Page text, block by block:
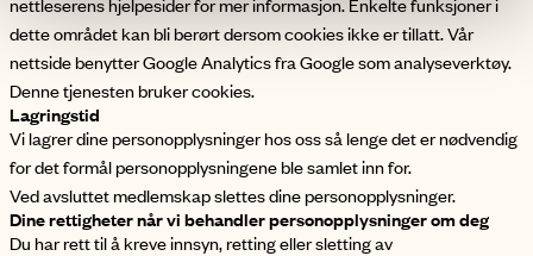
nettleserens hjelpesider for mer informasjon. Enkelte funksjoner i
dette området kan bli berørt dersom cookies ikke er tillatt. Vår
nettside benytter Google Analytics fra Google som analyseverktøy.
Denne tjenesten bruker cookies.
Lagringstid
Vi lagrer dine personopplysninger hos oss så lenge det er nødvendig
for det formål personopplysningene ble samlet inn for.
Ved avsluttet medlemskap slettes dine personopplysninger.
Dine rettigheter når vi behandler personopplysninger om deg
Du har rett til å kreve innsyn, retting eller sletting av